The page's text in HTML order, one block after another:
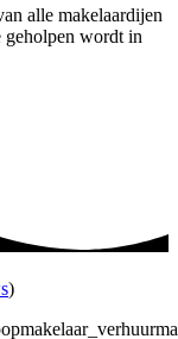
alle makelaardijen
geholpen wordt in
)